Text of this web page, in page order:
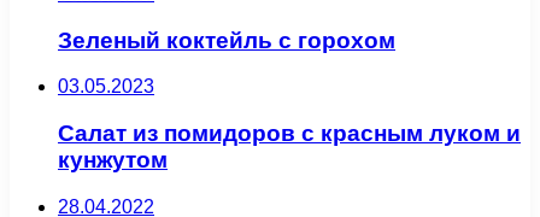
Зеленый коктейль с горохом
03.05.2023
Салат из помидоров с красным луком и
кунжутом
28.04.2022